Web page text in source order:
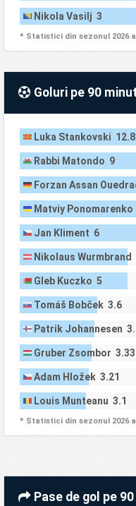
Nikola Vasilj 3
* Statistici din sezonul 2026
Goluri pe 90
Luka Stankovski
Rabbi Matondo 9
Forzan Assan
Matviy Ponomarenko
Jan Kliment 6
Nikolaus Wurmbrand
Gleb Kuczko 5
Tomáš Bobček 3.6
Patrik Johannesen
Gruber Zsombor 3.33
Adam Hložek 3.21
Louis Munteanu 3.1
* Statistici din sezonul 2026
Pase de gol pe